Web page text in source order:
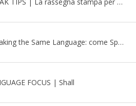
Speaking the Same Language: come Speak aiuta a rafforzare i team attraverso il Team Building in inglese
FOCUS | Shall